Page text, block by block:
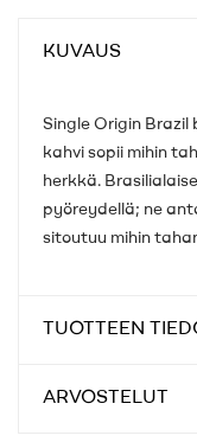
KUVAUS
Single Origin Brazil
kahvi sopii mihin
herkkä.
pyöreydellä; ne
sitoutuu mihin
TUOTTEEN
ARVOSTELUT